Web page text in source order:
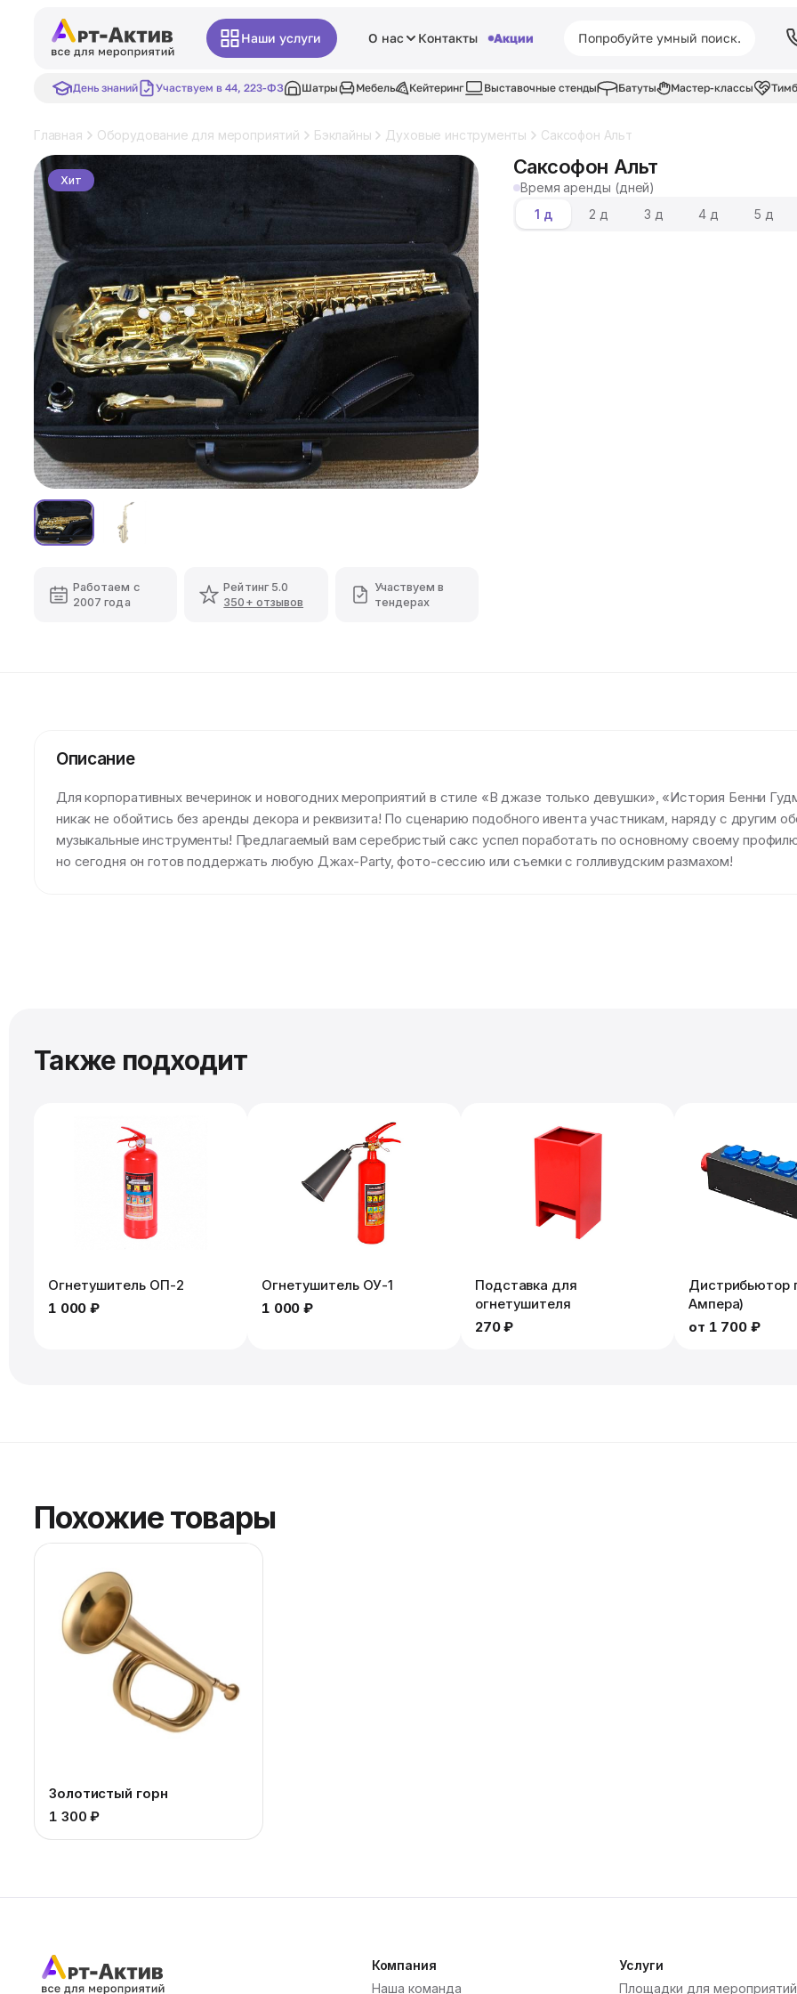
Наши услуги О нас Контакты Акции
День знаний Участвуем в 44, 223-ФЗ Шатры Мебель Кейтеринг Выставочные стенды Батуты Мастер-классы
Главная Оборудование для мероприятий Бэклайны Духовые инструменты Саксофон Альт
Хит
Работаем с
2007 года
Рейтинг 5.0
350+ отзывов
Участвуем в
тендерах
Саксофон Альт
Время аренды (дней)
1 д
2 д 3 д 4 д 5 д
Описание
Для корпоративных вечеринок и новогодних мероприятий в стиле «В джазе только девушки», «История Бенни
никак не обойтись без аренды декора и реквизита! По сценарию подобного ивента участникам, наряду с другим
музыкальные инструменты! Предлагаемый вам серебристый сакс успел поработать по основному своему
но сегодня он готов поддержать любую Джах-Party, фото-сессию или съемки с голливудским размахом!
Также подходит
Огнетушитель ОП-2
1 000 ₽
Огнетушитель ОУ-1
1 000 ₽
Подставка для
огнетушителя
270 ₽
Дистрибьютор
Ампера)
от 1 700 ₽
Похожие товары
Золотистый горн
1 300 ₽
Компания
Наша команда
Услуги
Площадки для мероприятий